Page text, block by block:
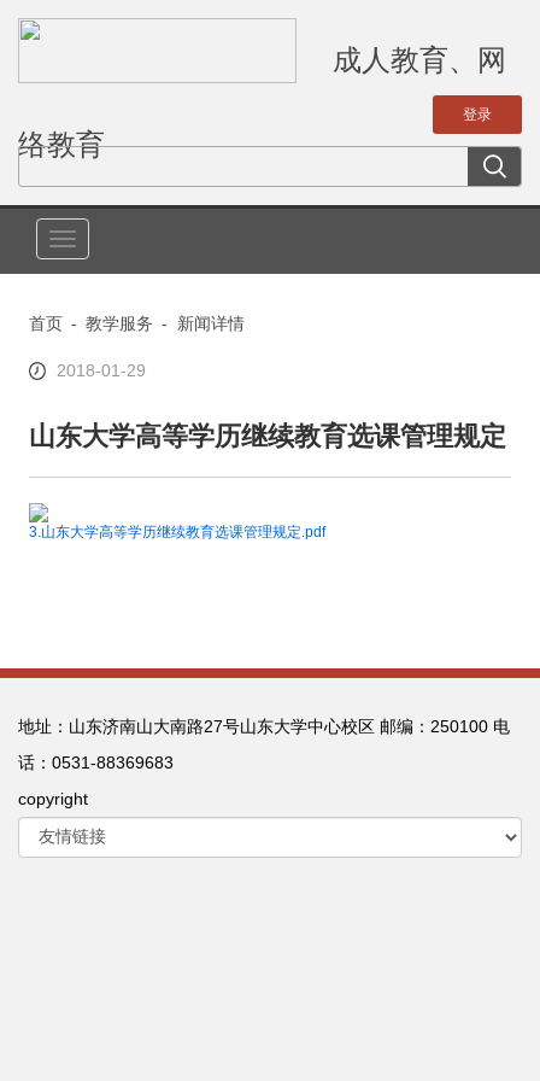
成人教育、网
络教育
切
换
航
首页 - 教学服务 - 新闻详情
2018-01-29
山东大学高等学历继续教育选课管理规定
3.山东大学高等学历继续教育选课管理规定.pdf
地址：山东济南山大南路27号山东大学中心校区 邮编：250100 电
话：0531-88369683
copyright